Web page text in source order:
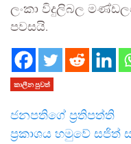
ලංකා විදුලිබල
පවසයි.
කාලීන පුවත්
ජනපතිගේ ප්‍රතිපත්ති
ප්‍රකාශය හමුවේ සජිත්